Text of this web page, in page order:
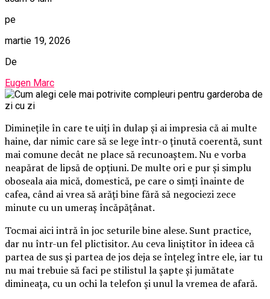
pe
martie 19, 2026
De
Eugen Marc
Diminețile în care te uiți în dulap și ai impresia că ai multe
haine, dar nimic care să se lege într-o ținută coerentă, sunt
mai comune decât ne place să recunoaștem. Nu e vorba
neapărat de lipsă de opțiuni. De multe ori e pur și simplu
oboseala aia mică, domestică, pe care o simți înainte de
cafea, când ai vrea să arăți bine fără să negociezi zece
minute cu un umeraș încăpățânat.
Tocmai aici intră în joc seturile bine alese. Sunt practice,
dar nu într-un fel plictisitor. Au ceva liniștitor în ideea că
partea de sus și partea de jos deja se înțeleg între ele, iar tu
nu mai trebuie să faci pe stilistul la șapte și jumătate
dimineața, cu un ochi la telefon și unul la vremea de afară.